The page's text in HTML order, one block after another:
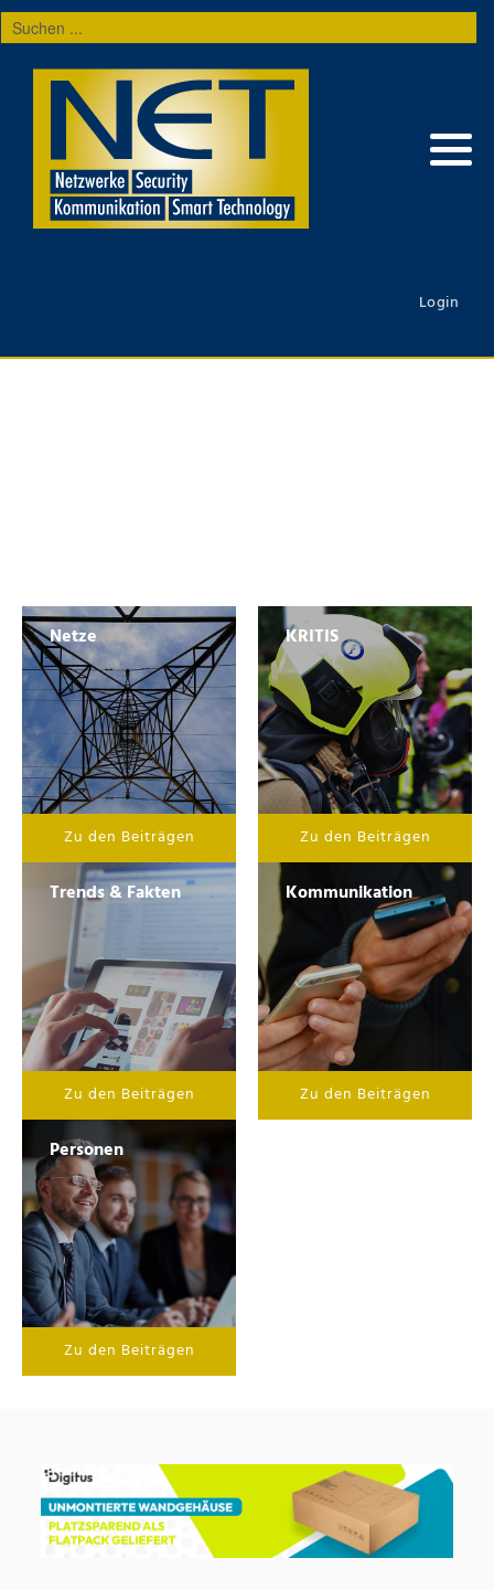
Suchen
...
Login
Netze
Zu den Beiträgen
KRITIS
Zu den Beiträgen
Trends & Fakten
Zu den Beiträgen
Kommunikation
Zu den Beiträgen
Personen
Zu den Beiträgen